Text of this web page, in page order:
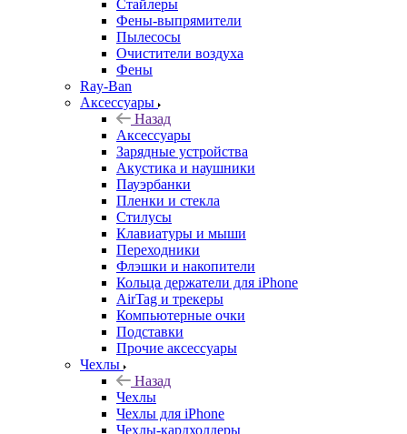
Стайлеры
Фены-выпрямители
Пылесосы
Очистители воздуха
Фены
Ray-Ban
Аксессуары
Назад
Аксессуары
Зарядные устройства
Акустика и наушники
Пауэрбанки
Пленки и стекла
Стилусы
Клавиатуры и мыши
Переходники
Флэшки и накопители
Кольца держатели для iPhone
AirTag и трекеры
Компьютерные очки
Подставки
Прочие аксессуары
Чехлы
Назад
Чехлы
Чехлы для iPhone
Чехлы-кардхолдеры